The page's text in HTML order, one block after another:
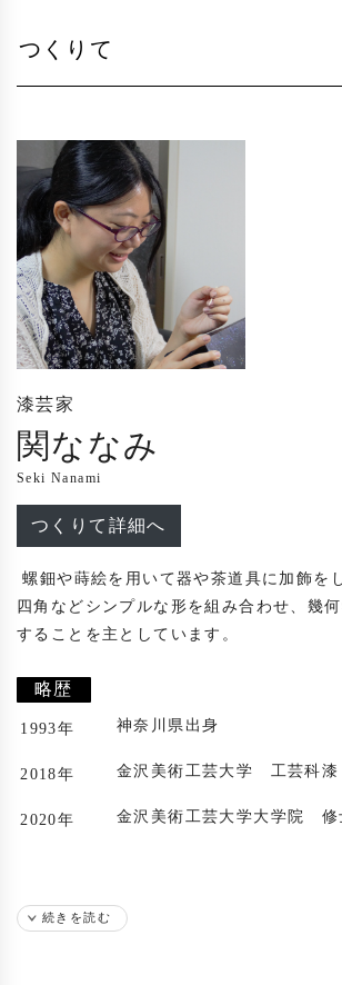
つくりて
漆芸家
関ななみ
Seki Nanami
つくりて詳細へ
螺鈿や蒔絵を用いて器や茶道具に加飾をしています。丸や
四角などシンプルな形を組み合わせ、幾
することを主としています。
略歴
1993年 神奈川県出身
2018年 金沢美術工芸大学 工芸科漆
2020年 金沢美術工芸大学大学院 修
続きを読む